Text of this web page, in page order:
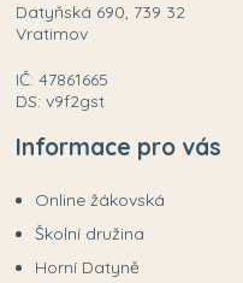
Datyňská 690, 739 32
Vratimov
IČ: 47861665
DS: v9f2gst
Informace pro vás
Online žákovská
Školní družina
Horní Datyně